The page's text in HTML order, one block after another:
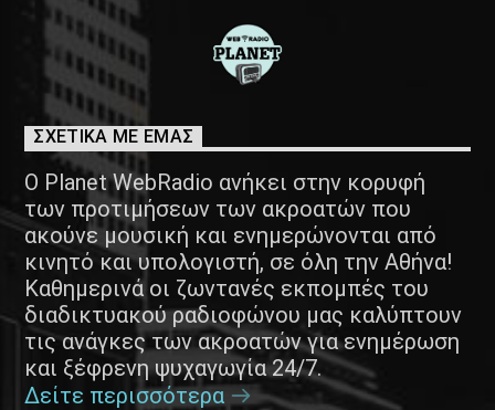
ΣΧΕΤΙΚΑ ΜΕ ΕΜΑΣ
Ο Planet WebRadio ανήκει στην κορυφή
των προτιμήσεων των ακροατών που
ακούνε μουσική και ενημερώνονται από
κινητό και υπολογιστή, σε όλη την Αθήνα!
Καθημερινά οι ζωντανές εκπομπές του
διαδικτυακού ραδιοφώνου μας καλύπτουν
τις ανάγκες των ακροατών για ενημέρωση
και ξέφρενη ψυχαγωγία 24/7.
Δείτε περισσότερα